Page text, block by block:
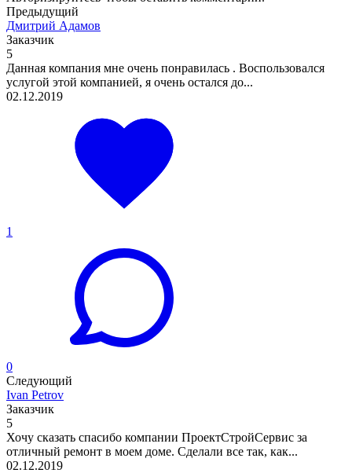
Предыдущий
Дмитрий Адамов
Заказчик
5
Данная компания мне очень понравилась . Воспользовался
услугой этой компанией, я очень остался до...
02.12.2019
1
0
Следующий
Ivan Petrov
Заказчик
5
Хочу сказать спасибо компании ПроектСтройСервис за
отличный ремонт в моем доме. Сделали все так, как...
02.12.2019